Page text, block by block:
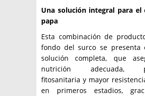
Una solución integral para el
papa
Esta combinación de
fondo del surco se presenta
solución completa, que
nutrición adecuada,
fitosanitaria y mayor
en primeros estadios,